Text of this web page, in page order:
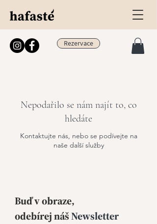
Rezervace
Nepodařilo se nám najít to, co
hledáte
Kontaktujte nás, nebo se podívejte na
naše další služby
Buď v obraze,
odebírejnášNewsletter